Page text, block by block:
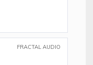
FRACTAL AUDIO